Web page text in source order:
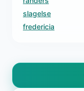
slagelse
fredericia